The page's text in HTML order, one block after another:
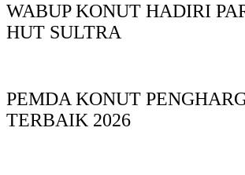
WABUP KONUT HADIRI
HUT SULTRA
PEMDA KONUT
TERBAIK 2026